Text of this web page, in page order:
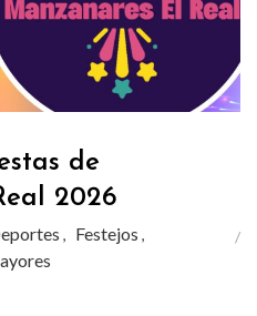
de
2026
, Festejos ,